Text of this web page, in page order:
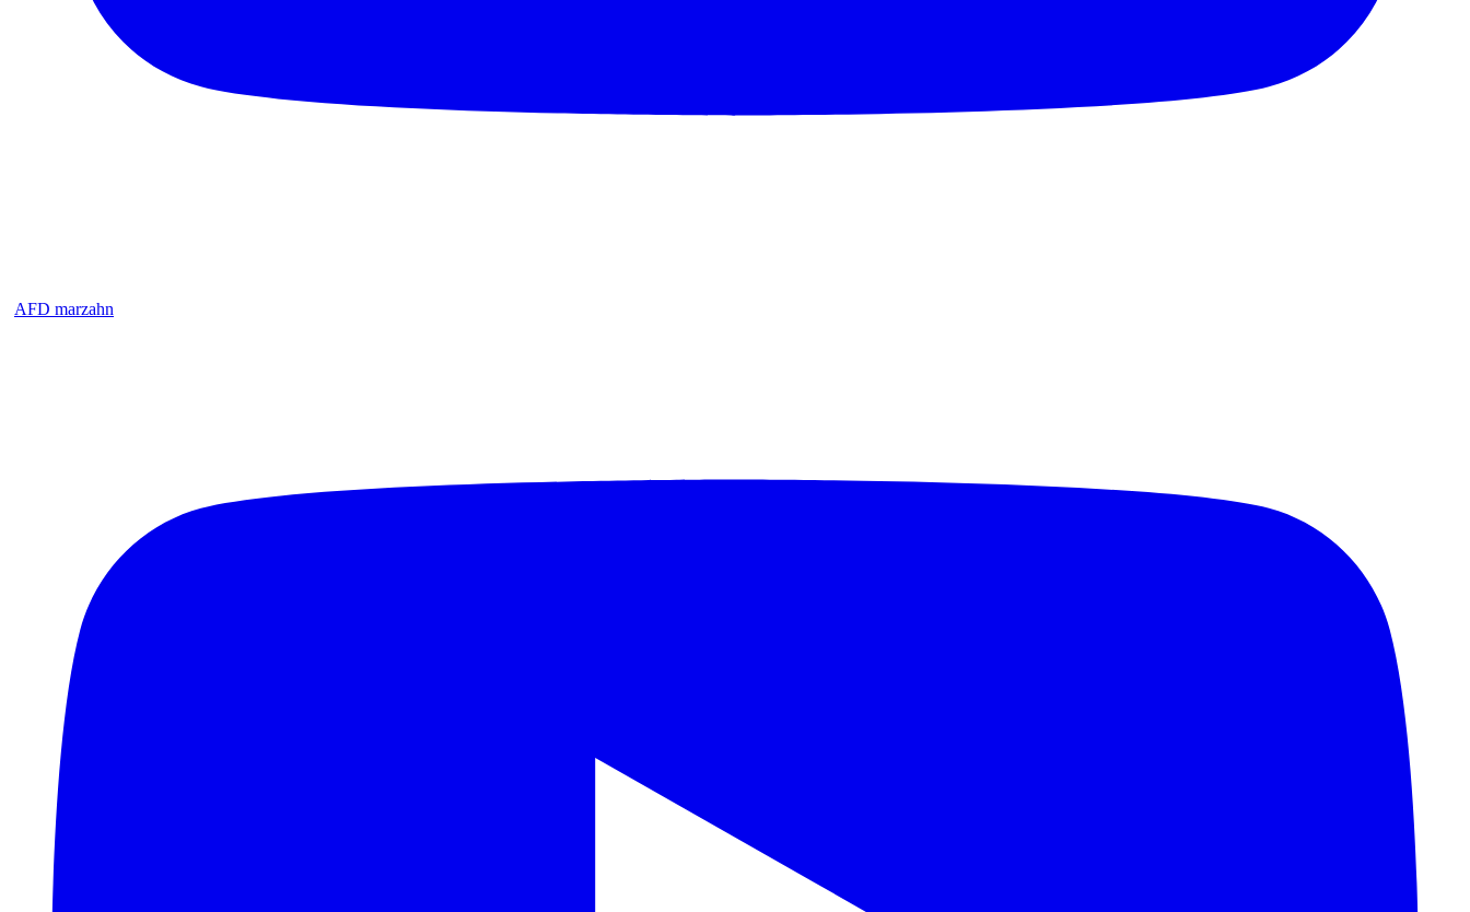
AFD marzahn